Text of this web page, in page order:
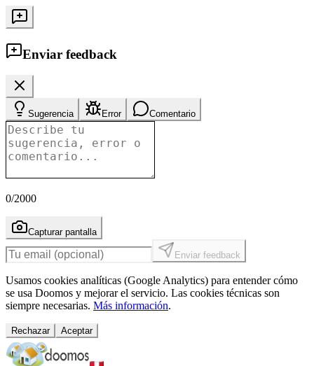
Enviar feedback
Sugerencia Error Comentario
0/2000
Capturar pantalla
Enviar feedback
Usamos cookies analíticas (Google Analytics) para entender cómo
se usa Doomos y mejorar el servicio. Las cookies técnicas son
siempre necesarias. Más información.
Rechazar Aceptar